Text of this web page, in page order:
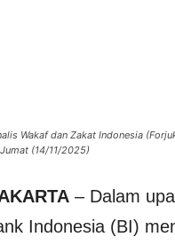
Wakaf dan Zakat Indonesia
(14/11/2025)
– Dalam
Indonesia (BI)